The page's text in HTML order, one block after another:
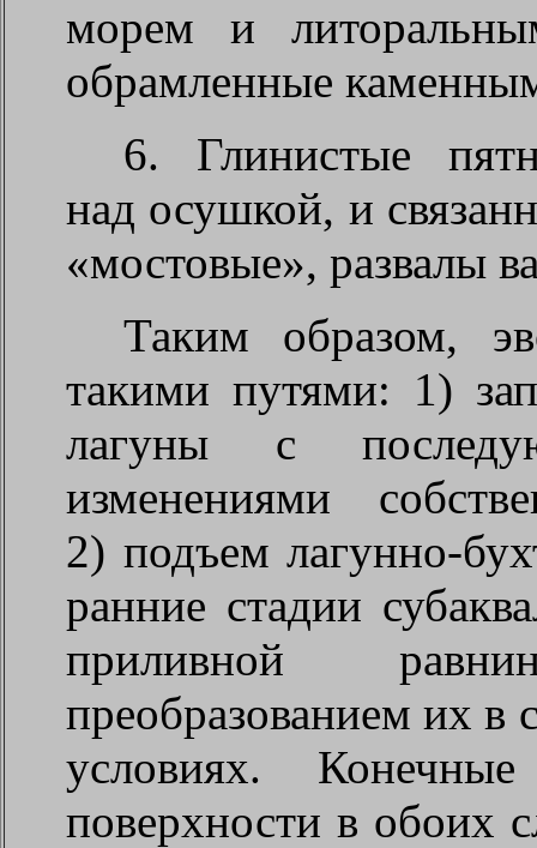
морем и
обрамленные
6. Глинистые
над осушкой, и
«мостовые», развалы
Таким образом,
такими путями: 1)
лагуны с
изменениями
2) подъем лагунно-
ранние стадии
приливной
преобразованием их в
условиях.
поверхности в обоих